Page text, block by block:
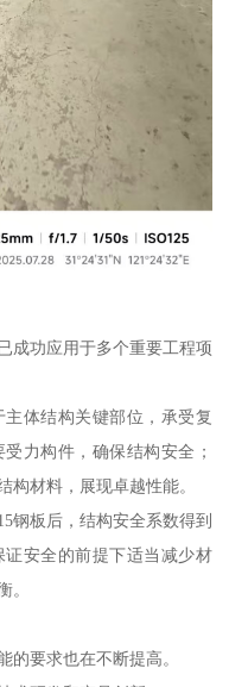
成功应用于多个重要工程项
体结构关键部位，承受复
力构件，确保结构安全；
构材料，展现卓越性能。
钢板后，结构安全系数得到
安全的前提下适当减少材
。
的要求也在不断提高。